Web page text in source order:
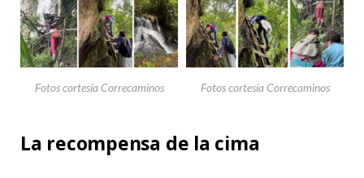
Fotos cortesía Correcaminos Fotos cortesía Correcaminos
La recompensa de la cima